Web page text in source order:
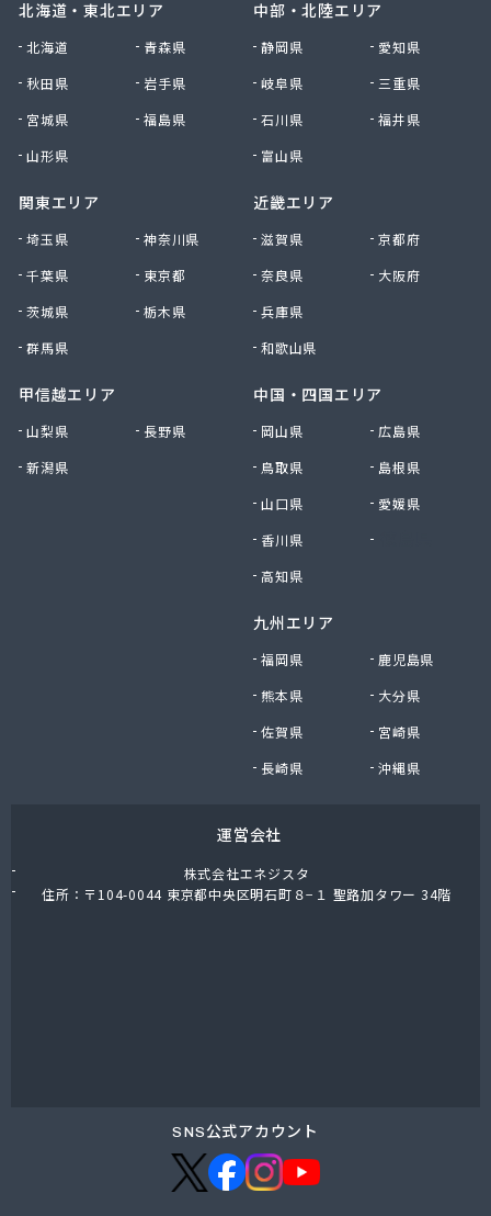
有限会社白石一商会
有限会社福田酸素商会 プロパン部
有限会社兵頭燃料店
有限会社豊後屋瓦斯
来島商店
北海道・東北エリア
北海道
青森県
秋田県
岩手県
宮城県
福島県
山形県
関東エリア
埼玉県
神奈川県
千葉県
東京都
茨城県
栃木県
群馬県
甲信越エリア
山梨県
長野県
新潟県
中部・北陸エリア
静岡県
愛知県
岐阜県
三重県
石川県
福井県
富山県
近畿エリア
滋賀県
京都府
奈良県
大阪府
兵庫県
和歌山県
中国・四国エリア
岡山県
広島県
鳥取県
島根県
山口県
愛媛県
香川県
高知県
九州エリア
福岡県
鹿児島県
熊本県
大分県
佐賀県
宮崎県
長崎県
沖縄県
運営会社
株式会社エネジスタ
住所：〒104-0044 東京都中央区明石町８−１ 聖路加タワー 34階
SNS公式アカウント